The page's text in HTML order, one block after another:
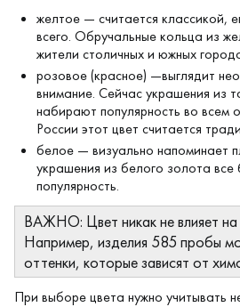
желтое — считается классикой,
всего. Обручальные кольца из
жители столичных и южных
розовое (красное) —выглядит
внимание. Сейчас украшения из
набирают популярность во всем
России этот цвет считается
белое — визуально напоминает
украшения из белого золота
популярность.
ВАЖНО: Цвет никак не влияет
Например, изделия 585 пробы
оттенки, которые зависят от
При выборе цвета нужно учитывать